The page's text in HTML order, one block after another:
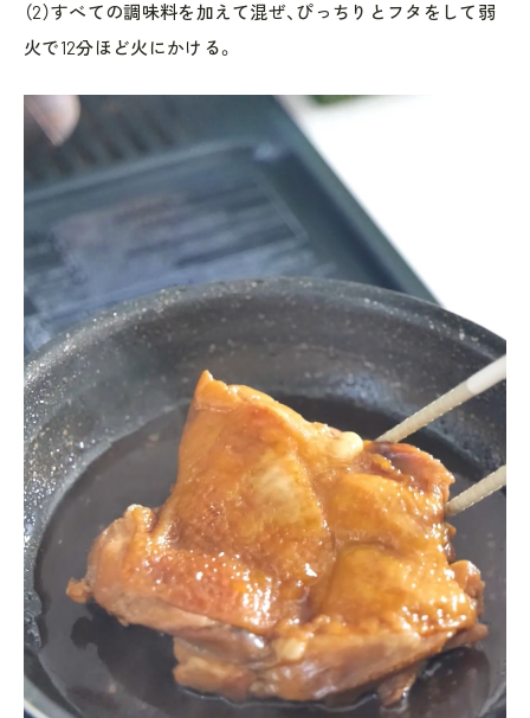
（2）すべての調味料を加えて混ぜ、ぴっちりとフタをして弱
火で12分ほど火にかける。